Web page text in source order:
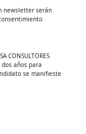
newsletter serán
CONSULTORES
años para
se manifieste